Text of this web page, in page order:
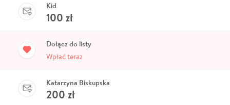
Kid
100 zł
Dołącz do listy
Wpłać teraz
Katarzyna Biskupska
200 zł